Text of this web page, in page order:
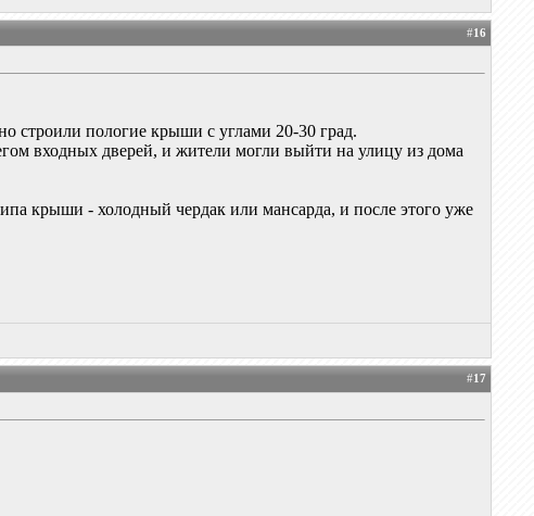
#16
строили пологие крыши с углами 20-30 град.
входных дверей, и жители могли выйти на улицу из дома
крыши - холодный чердак или мансарда, и после этого уже
#17